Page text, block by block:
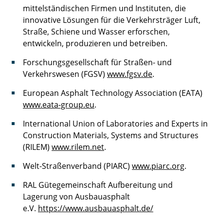
mittelständischen Firmen und Instituten, die
innovative Lösungen für die Verkehrsträger Luft,
Straße, Schiene und Wasser erforschen,
entwickeln, produzieren und betreiben.
Forschungsgesellschaft für Straßen- und
Verkehrswesen (FGSV) www.fgsv.de.
European Asphalt Technology Association (EATA)
www.eata-group.eu.
International Union of Laboratories and Experts in
Construction Materials, Systems and Structures
(RILEM) www.rilem.net.
Welt-Straßenverband (PIARC) www.piarc.org.
RAL Gütegemeinschaft Aufbereitung und
Lagerung von Ausbauasphalt
e.V. https://www.ausbauasphalt.de/